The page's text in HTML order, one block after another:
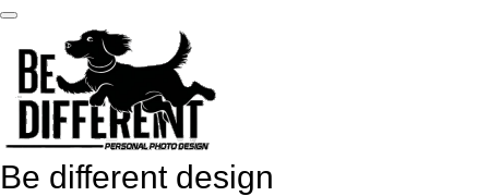
Ga
naar
de
hoofdinhoud
Be different design